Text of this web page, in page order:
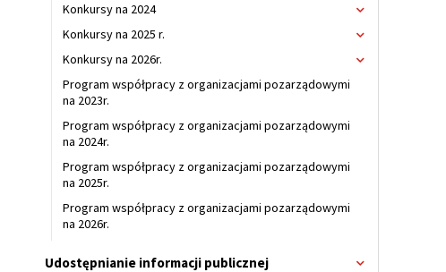
Konkursy
na
Konkursy na 2024
Rozwiń
Konkursy
na
Konkursy na 2025 r.
Rozwiń
Konkursy
Konkursy na 2026r.
Rozwiń
Program współpracy z organizacjami pozarządowymi
na 2023r.
Program współpracy z organizacjami pozarządowymi
na 2024r.
Program współpracy z organizacjami pozarządowymi
na 2025r.
Program współpracy z organizacjami pozarządowymi
na 2026r.
Udostępnianie informacji publicznej
Rozwiń